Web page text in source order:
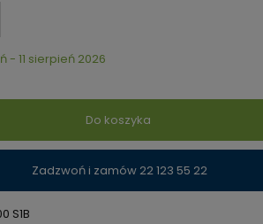
- 11 sierpień 2026
Do koszyka
Zadzwoń i zamów 22 123 55 22
S1B